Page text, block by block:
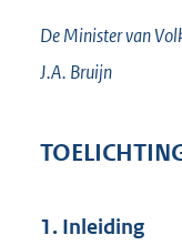
De Minister van
J.A. Bruijn
1. Inleiding